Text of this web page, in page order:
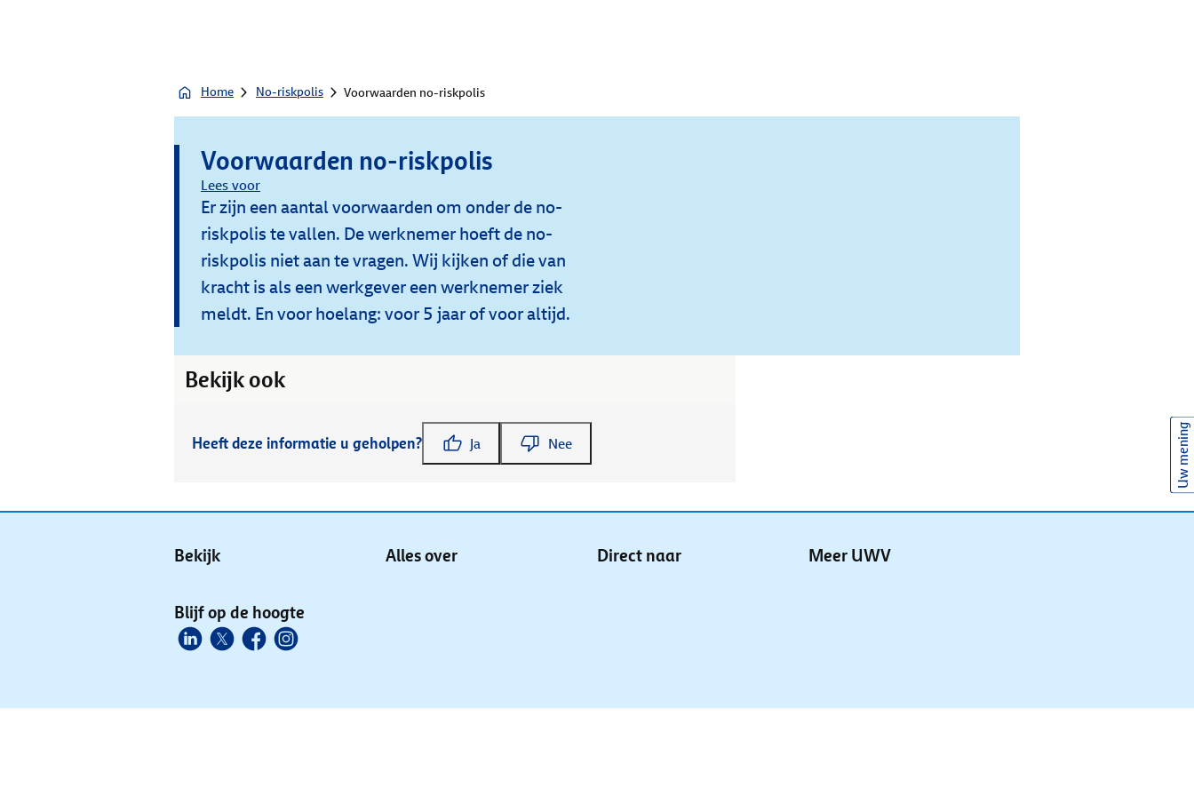
Home No-riskpolis Voorwaarden no-riskpolis
Voorwaarden no-riskpolis
Lees voor
Er zijn een aantal voorwaarden om onder de no-
riskpolis te vallen. De werknemer hoeft de no-
riskpolis niet aan te vragen. Wij kijken of die van
kracht is als een werkgever een werknemer ziek
meldt. En voor hoelang: voor 5 jaar of voor altijd.
Bekijk ook
Heeft deze informatie u geholpen? Ja Nee
Bekijk Alles over Direct naar Meer UWV
Blijf op de hoogte
Uw mening